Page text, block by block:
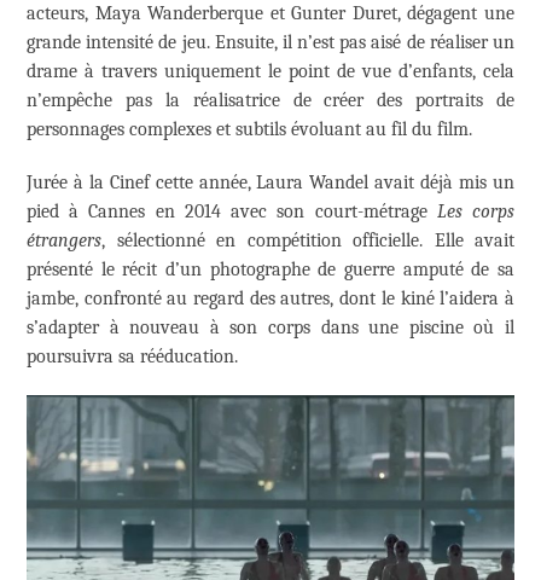
acteurs, Maya Wanderberque et Gunter Duret, dégagent une
grande intensité de jeu. Ensuite, il n’est pas aisé de réaliser un
drame à travers uniquement le point de vue d’enfants, cela
n’empêche pas la réalisatrice de créer des portraits de
personnages complexes et subtils évoluant au fil du film.
Jurée à la Cinef cette année, Laura Wandel avait déjà mis un
pied à Cannes en 2014 avec son court-métrage Les corps
étrangers, sélectionné en compétition officielle. Elle avait
présenté le récit d’un photographe de guerre amputé de sa
jambe, confronté au regard des autres, dont le kiné l’aidera à
s’adapter à nouveau à son corps dans une piscine où il
poursuivra sa rééducation.